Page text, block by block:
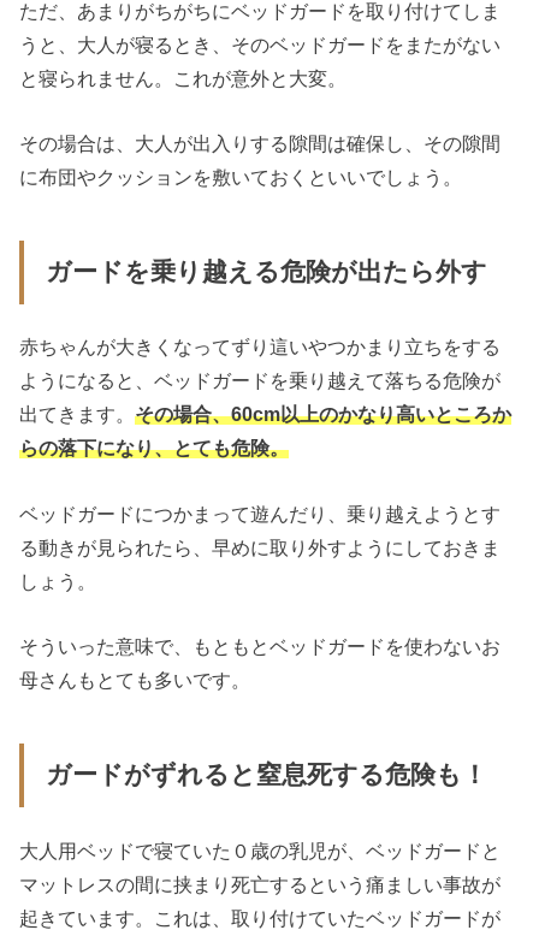
ただ、あまりがちがちにベッドガードを取り付けてしま
うと、大人が寝るとき、そのベッドガードをまたがない
と寝られません。これが意外と大変。
その場合は、大人が出入りする隙間は確保し、その隙間
に布団やクッションを敷いておくといいでしょう。
ガードを乗り越える危険が出たら外す
赤ちゃんが大きくなってずり這いやつかまり立ちをする
ようになると、ベッドガードを乗り越えて落ちる危険が
出てきます。その場合、60cm以上のかなり高いところか
らの落下になり、とても危険。
ベッドガードにつかまって遊んだり、乗り越えようとす
る動きが見られたら、早めに取り外すようにしておきま
しょう。
そういった意味で、もともとベッドガードを使わないお
母さんもとても多いです。
ガードがずれると窒息死する危険も！
大人用ベッドで寝ていた０歳の乳児が、ベッドガードと
マットレスの間に挟まり死亡するという痛ましい事故が
起きています。これは、取り付けていたベッドガードが